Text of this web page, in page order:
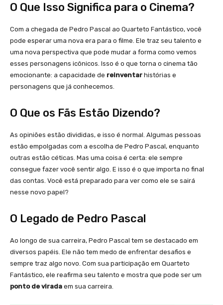
O Que Isso Significa para o Cinema?
Com a chegada de Pedro Pascal ao Quarteto Fantástico, você
pode esperar uma nova era para o filme. Ele traz seu talento e
uma nova perspectiva que pode mudar a forma como vemos
esses personagens icônicos. Isso é o que torna o cinema tão
emocionante: a capacidade de reinventar histórias e
personagens que já conhecemos.
O Que os Fãs Estão Dizendo?
As opiniões estão divididas, e isso é normal. Algumas pessoas
estão empolgadas com a escolha de Pedro Pascal, enquanto
outras estão céticas. Mas uma coisa é certa: ele sempre
consegue fazer você sentir algo. E isso é o que importa no final
das contas. Você está preparado para ver como ele se sairá
nesse novo papel?
O Legado de Pedro Pascal
Ao longo de sua carreira, Pedro Pascal tem se destacado em
diversos papéis. Ele não tem medo de enfrentar desafios e
sempre traz algo novo. Com sua participação em Quarteto
Fantástico, ele reafirma seu talento e mostra que pode ser um
ponto de virada em sua carreira.